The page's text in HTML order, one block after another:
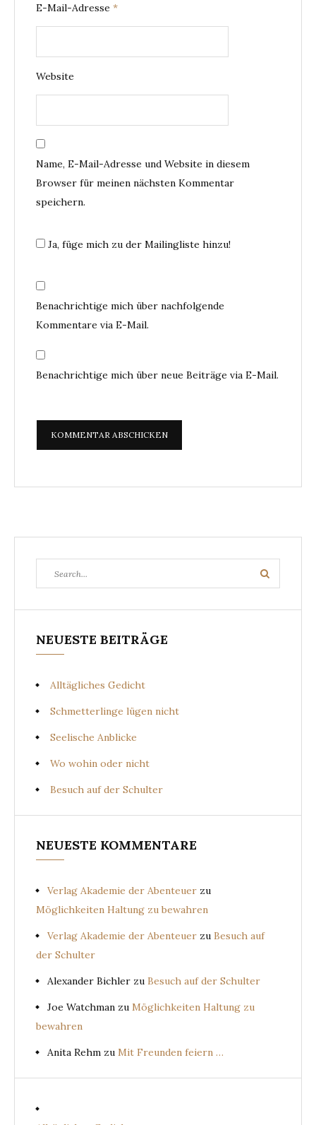
E-Mail-Adresse *
Website
Name, E-Mail-Adresse und Website in diesem
Browser für meinen nächsten Kommentar
speichern.
Ja, füge mich zu der Mailingliste hinzu!
Benachrichtige mich über nachfolgende
Kommentare via E-Mail.
Benachrichtige mich über neue Beiträge via E-Mail.
for:
Search
NEUESTE BEITRÄGE
Alltägliches Gedicht
Schmetterlinge lügen nicht
Seelische Anblicke
Wo wohin oder nicht
Besuch auf der Schulter
NEUESTE KOMMENTARE
Verlag Akademie der Abenteuer zu
Möglichkeiten Haltung zu bewahren
Verlag Akademie der Abenteuer zu Besuch auf
der Schulter
Alexander Bichler zu Besuch auf der Schulter
Joe Watchman zu Möglichkeiten Haltung zu
bewahren
Anita Rehm zu Mit Freunden feiern …